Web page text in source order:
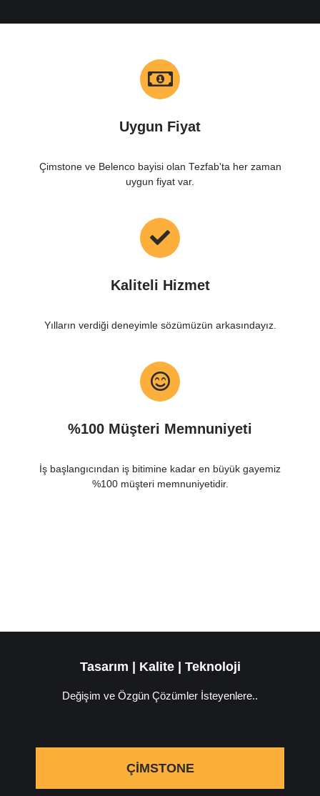
Uygun Fiyat
Çimstone ve Belenco bayisi olan Tezfab'ta her zaman
uygun fiyat var.
Kaliteli Hizmet
Yılların verdiği deneyimle sözümüzün arkasındayız.
%100 Müşteri Memnuniyeti
İş başlangıcından iş bitimine kadar en büyük gayemiz
%100 müşteri memnuniyetidir.
Tasarım | Kalite | Teknoloji
Değişim ve Özgün Çözümler İsteyenlere..
ÇIMSTONE